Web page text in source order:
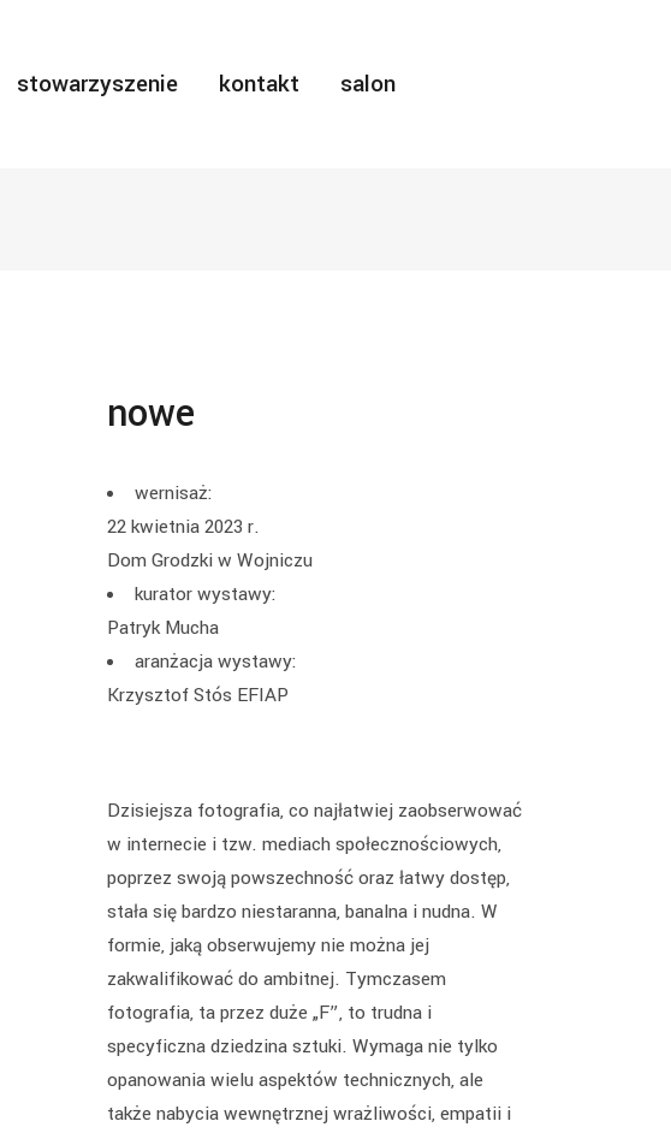
stowarzyszenie kontakt salon
nowe
wernisaż:
22 kwietnia 2023 r.
Dom Grodzki w Wojniczu
kurator wystawy:
Patryk Mucha
aranżacja wystawy:
Krzysztof Stós EFIAP
Dzisiejsza fotografia, co najłatwiej zaobserwować
w internecie i tzw. mediach społecznościowych,
poprzez swoją powszechność oraz łatwy dostęp,
stała się bardzo niestaranna, banalna i nudna. W
formie, jaką obserwujemy nie można jej
zakwalifikować do ambitnej. Tymczasem
fotografia, ta przez duże „F”, to trudna i
specyficzna dziedzina sztuki. Wymaga nie tylko
opanowania wielu aspektów technicznych, ale
także nabycia wewnętrznej wrażliwości, empatii i